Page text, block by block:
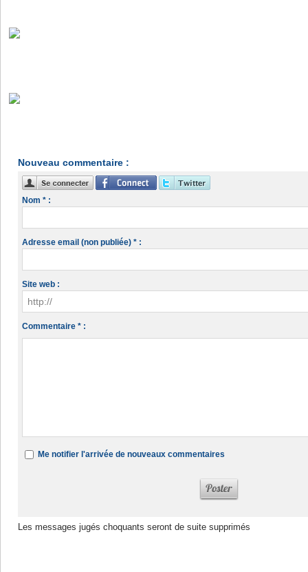
Nouveau commentaire :
Nom * :
Adresse email (non publiée) * :
Site web :
Commentaire * :
Me notifier l'arrivée de nouveaux commentaires
Les messages jugés choquants seront de suite supprimés